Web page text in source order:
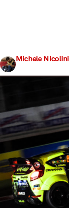
Michele Nicolini